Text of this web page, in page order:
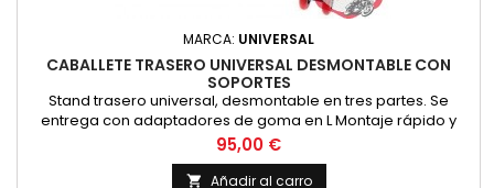
MARCA: UNIVERSAL
CABALLETE TRASERO UNIVERSAL DESMONTABLE CON
SOPORTES
Stand trasero universal, desmontable en tres partes. Se
entrega con adaptadores de goma en L Montaje rápido y
fácil
Precio
95,00 €
 Añadir al carro